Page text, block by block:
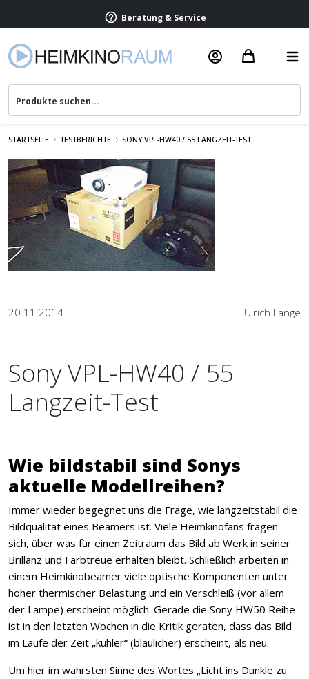
Beratung & Service
STARTSEITE TESTBERICHTE SONY VPL-HW40 / 55 LANGZEIT-TEST
20.11.2014 Ulrich Lange
Sony VPL-HW40 / 55
Langzeit-Test
Wie bildstabil sind Sonys
aktuelle Modellreihen?
Immer wieder begegnet uns die Frage, wie langzeitstabil die
Bildqualität eines Beamers ist. Viele Heimkinofans fragen
sich, über was für einen Zeitraum das Bild ab Werk in seiner
Brillanz und Farbtreue erhalten bleibt. Schließlich arbeiten in
einem Heimkinobeamer viele optische Komponenten unter
hoher thermischer Belastung und ein Verschleiß (vor allem
der Lampe) erscheint möglich. Gerade die Sony HW50 Reihe
ist in den letzten Wochen in die Kritik geraten, dass das Bild
im Laufe der Zeit „kühler“ (bläulicher) erscheint, als neu.
Um hier im wahrsten Sinne des Wortes „Licht ins Dunkle zu